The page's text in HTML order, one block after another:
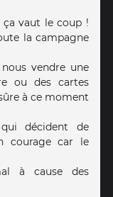
vaut le coup !
la campagne
vendre une
ou des cartes
à ce moment
décident de
courage car le
à cause des